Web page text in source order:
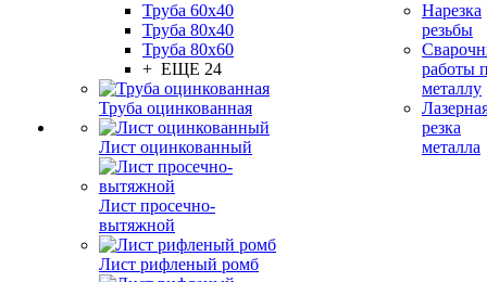
Труба 60x40
Труба 80x40
Труба 80x60
+ ЕЩЕ 24
Труба оцинкованная
Лист оцинкованный
Лист просечно-
вытяжной
Лист рифленый ромб
Нарезка
резьбы
работы
металлу
резка
металла